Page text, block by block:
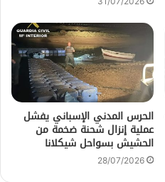
الحرس المدني الإسباني يفشل
عملية إنزال شحنة ضخمة من
الحشيش بسواحل شيكلانا
28/07/2026